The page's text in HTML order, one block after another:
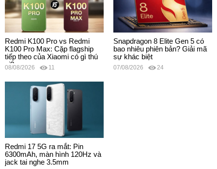
Redmi K100 Pro vs Redmi
K100 Pro Max: Cặp flagship
tiếp theo của Xiaomi có gì thú
vị?
08/08/2026 11
Snapdragon 8 Elite Gen 5 có
bao nhiêu phiên bản? Giải mã
sự khác biệt
07/08/2026 24
Redmi 17 5G ra mắt: Pin
6300mAh, màn hình 120Hz và
jack tai nghe 3.5mm